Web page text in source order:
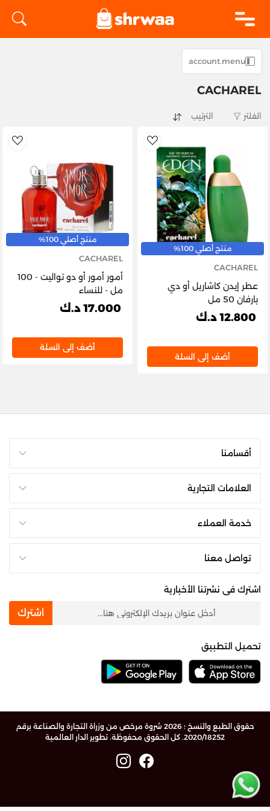
account.menu
CACHAREL
الفلتر
AddToWishlist
منتج أصلي 100%
CACHAREL
عطر إيدن كاشاريل أو دي
بارفان 50 مل
12.800 د.ك
أضف إلى السلة
منتج أصلي 100%
CACHAREL
أمور أمور أو دو تواليت - 100
مل - للنساء
17.000 د.ك
أضف إلى السلة
أقسامنا
العلامات التجارية
خدمة العملاء
تواصل معنا
اشترك فى نشرتنا الأخبارية
اشترك
تحميل التطبيق
حقوق الطبع والنسخ ؛ 2026 شروة مرخص من وزراة التجارة والصناعة برقم
2020/18252. كل الحقوق محفوظة.
تطوير الدار العالمية